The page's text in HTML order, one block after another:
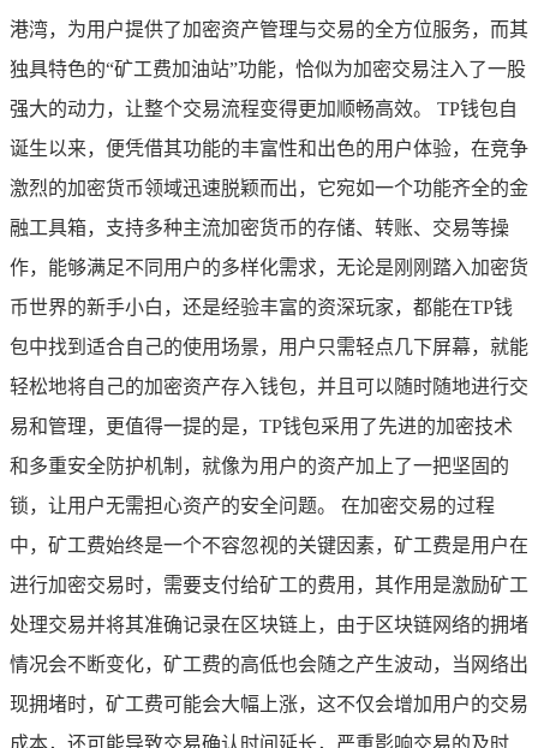
港湾，为用户提供了加密资产管理与交易的全方位服务，而其
独具特色的“矿工费加油站”功能，恰似为加密交易注入了一股
强大的动力，让整个交易流程变得更加顺畅高效。 TP钱包自
诞生以来，便凭借其功能的丰富性和出色的用户体验，在竞争
激烈的加密货币领域迅速脱颖而出，它宛如一个功能齐全的金
融工具箱，支持多种主流加密货币的存储、转账、交易等操
作，能够满足不同用户的多样化需求，无论是刚刚踏入加密货
币世界的新手小白，还是经验丰富的资深玩家，都能在TP钱
包中找到适合自己的使用场景，用户只需轻点几下屏幕，就能
轻松地将自己的加密资产存入钱包，并且可以随时随地进行交
易和管理，更值得一提的是，TP钱包采用了先进的加密技术
和多重安全防护机制，就像为用户的资产加上了一把坚固的
锁，让用户无需担心资产的安全问题。 在加密交易的过程
中，矿工费始终是一个不容忽视的关键因素，矿工费是用户在
进行加密交易时，需要支付给矿工的费用，其作用是激励矿工
处理交易并将其准确记录在区块链上，由于区块链网络的拥堵
情况会不断变化，矿工费的高低也会随之产生波动，当网络出
现拥堵时，矿工费可能会大幅上涨，这不仅会增加用户的交易
成本，还可能导致交易确认时间延长，严重影响交易的及时